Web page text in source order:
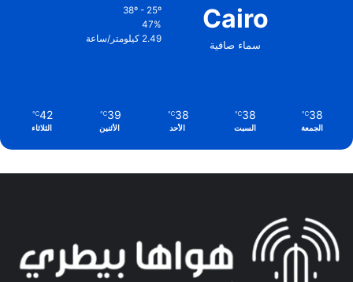
Cairo
سماء صافية
38º - 25º
47%
2.49 كيلومتر/ساعة
38
℃
الجمعة
38
℃
السبت
38
℃
الأحد
39
℃
الأثنين
42
℃
الثلاثاء